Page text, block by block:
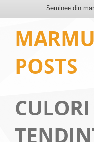
Seminee din
POSTS